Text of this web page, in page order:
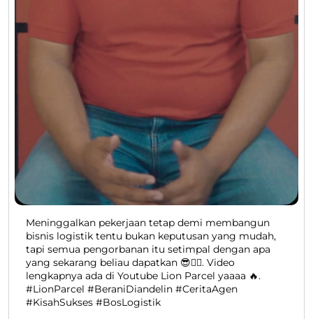
Meninggalkan pekerjaan tetap demi membangun
bisnis logistik tentu bukan keputusan yang mudah,
tapi semua pengorbanan itu setimpal dengan apa
yang sekarang beliau dapatkan 😎👍🏻. Video
lengkapnya ada di Youtube Lion Parcel yaaaa 🔥.
#LionParcel #BeraniDiandelin #CeritaAgen
#KisahSukses #BosLogistik